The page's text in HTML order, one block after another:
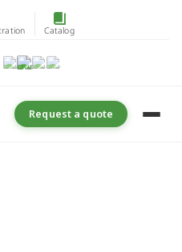
Catalog
Request a quote